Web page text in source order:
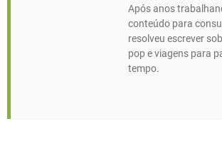
Após anos
conteúdo para
resolveu escrever
pop e viagens para
tempo.